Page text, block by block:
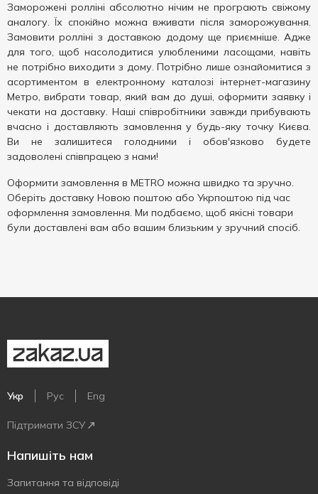
Заморожені ролліні абсолютно нічим не програють свіжому
аналогу. Їх спокійно можна вживати після заморожування.
Замовити ролліні з доставкою додому ще приємніше. Адже
для того, щоб насолодитися улюбленими ласощами, навіть
не потрібно виходити з дому. Потрібно лише ознайомитися з
асортиментом в електронному каталозі інтернет-магазину
Метро, ​​вибрати товар, який вам до душі, оформити заявку і
чекати на доставку. Наші співробітники завжди прибувають
вчасно і доставляють замовлення у будь-яку точку Києва.
Ви не залишитеся голодними і обов'язково будете
задоволені співпрацею з нами!
Оформити замовлення в METRO можна швидко та зручно.
Оберіть доставку Новою поштою або Укрпоштою під час
оформлення замовлення. Ми подбаємо, щоб якісні товари
були доставлені вам або вашим близьким у зручний спосіб.
Укр Рус Eng
Підтримати ЗСУ
Напишіть нам
Запитання та відповіді